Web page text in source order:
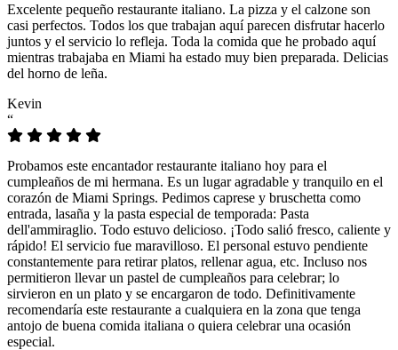
Excelente pequeño restaurante italiano. La pizza y el calzone son
casi perfectos. Todos los que trabajan aquí parecen disfrutar hacerlo
juntos y el servicio lo refleja. Toda la comida que he probado aquí
mientras trabajaba en Miami ha estado muy bien preparada. Delicias
del horno de leña.
Kevin
“
Probamos este encantador restaurante italiano hoy para el
cumpleaños de mi hermana. Es un lugar agradable y tranquilo en el
corazón de Miami Springs. Pedimos caprese y bruschetta como
entrada, lasaña y la pasta especial de temporada: Pasta
dell'ammiraglio. Todo estuvo delicioso. ¡Todo salió fresco, caliente y
rápido! El servicio fue maravilloso. El personal estuvo pendiente
constantemente para retirar platos, rellenar agua, etc. Incluso nos
permitieron llevar un pastel de cumpleaños para celebrar; lo
sirvieron en un plato y se encargaron de todo. Definitivamente
recomendaría este restaurante a cualquiera en la zona que tenga
antojo de buena comida italiana o quiera celebrar una ocasión
especial.